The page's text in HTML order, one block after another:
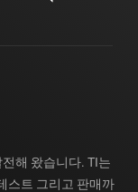
해 왔습니다. TI는
스트 그리고 판매까